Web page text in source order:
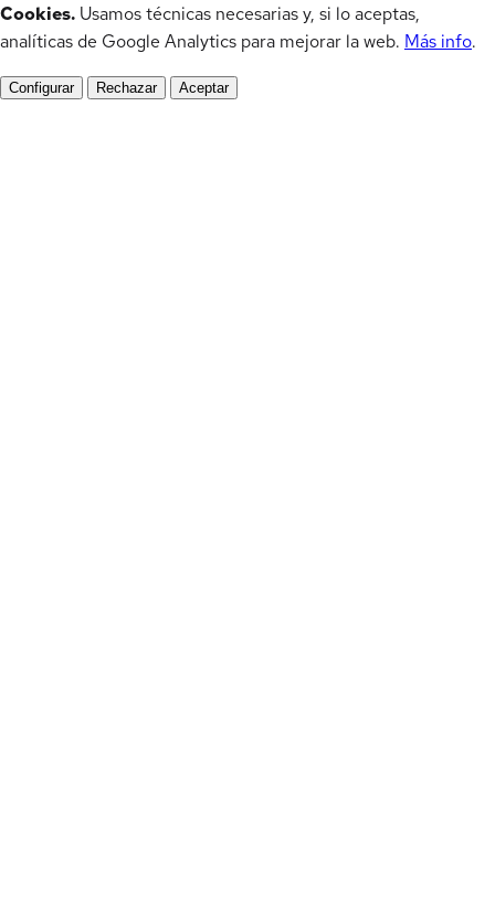
Cookies. Usamos técnicas necesarias y, si lo aceptas,
analíticas de Google Analytics para mejorar la web. Más info.
Configurar Rechazar Aceptar